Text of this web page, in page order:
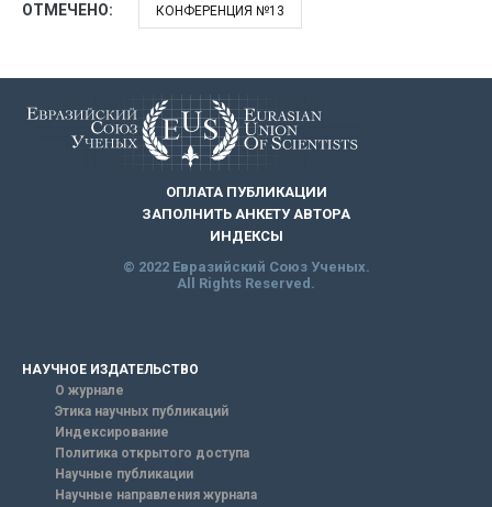
ОТМЕЧЕНО: КОНФЕРЕНЦИЯ №13
ОПЛАТА ПУБЛИКАЦИИ
ЗАПОЛНИТЬ АНКЕТУ АВТОРА
ИНДЕКСЫ
© 2022 Евразийский Союз Ученых.
All Rights Reserved.
НАУЧНОЕ ИЗДАТЕЛЬСТВО
О журнале
Этика научных публикаций
Индексирование
Политика открытого доступа
Научные публикации
Научные направления журнала